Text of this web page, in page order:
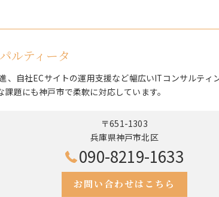
ルティータ
、自社ECサイトの運用支援など幅広いITコンサルテ
題にも神戸市で柔軟に対応しています。
〒651-1303
兵庫県神戸市北区
090-8219-1633
お問い合わせはこちら